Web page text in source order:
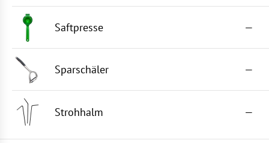
Saftpresse —
Sparschäler —
Strohhalm —